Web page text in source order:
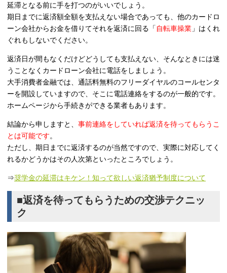
延滞となる前に手を打つのがいいでしょう。
期日までに返済額全額を支払えない場合であっても、他のカードロ
ーン会社からお金を借りてそれを返済に回る「 自転車操業 」はくれ
ぐれもしないでください。
返済日が間もなくだけどどうしても支払えない、そんなときには迷
うことなくカードローン会社に電話をしましょう。
大手消費者金融では、通話料無料のフリーダイヤルのコールセンタ
ーを開設していますので、そこに電話連絡をするのが一般的です。
ホームページから手続きができる業者もあります。
結論から申しますと、 事前連絡をしていれば返済を待ってもらうこ
とは可能です。
ただし、期日までに返済するのが当然ですので、実際に対応してく
れるかどうかはその人次第といったところでしょう。
⇒奨学金の延滞はキケン！知って欲しい返済猶予制度について
■返済を待ってもらうための交渉テクニッ
ク